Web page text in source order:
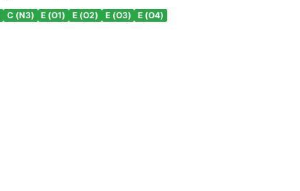
C (N3) E (O1) E (O2) E (O3) E (O4)